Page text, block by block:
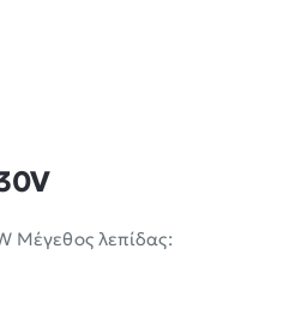
Μέγεθος λεπίδας: